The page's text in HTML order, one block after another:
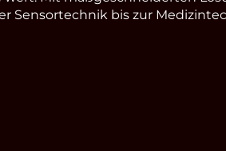
Sensortechnik bis zur